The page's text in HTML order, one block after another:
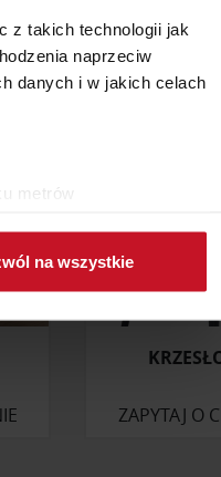
z takich technologii jak
naprzeciw
danych i w jakich celach
metrów
w
i analizować
od Ciebie lub
na wszystkie
ZAPYTAJ O